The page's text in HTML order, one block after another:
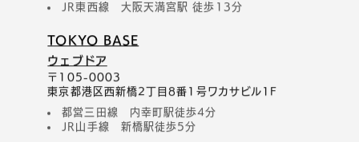
JR東西線 大阪天満宮駅 徒歩13分
TOKYO BASE
ウェブドア
〒105-0003
東京都港区西新橋2丁目8番1号ワカサビル1F
都営三田線 内幸町駅徒歩4分
JR山手線 新橋駅徒歩5分